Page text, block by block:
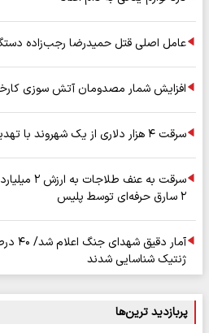
عامل اصلی قتل حمیدرضا رجب‌زاده
افزایش شمار مصدومان آتش سوزی
سرقت ۴ هزار دلاری از یک شهروند با تهدید چاقو
سرقت به
۲ سارق حرفه‌ای توسط پلیس
آمار
ژنتیک شناسایی شدند
پربازدید ترین‌ها